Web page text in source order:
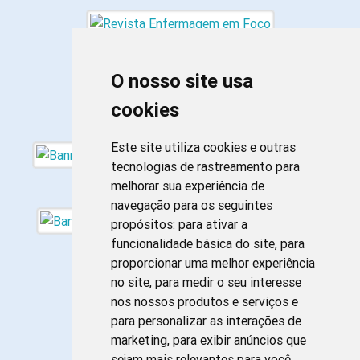
O nosso site usa
cookies
Este site utiliza cookies e outras
tecnologias de rastreamento para
melhorar sua experiência de
navegação para os seguintes
propósitos: para ativar a
funcionalidade básica do site, para
proporcionar uma melhor experiência
no site, para medir o seu interesse
nos nossos produtos e serviços e
para personalizar as interações de
marketing, para exibir anúncios que